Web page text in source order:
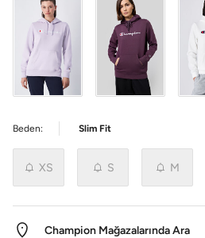
Beden: Slim Fit
XS S M
Champion Mağazalarında Ara